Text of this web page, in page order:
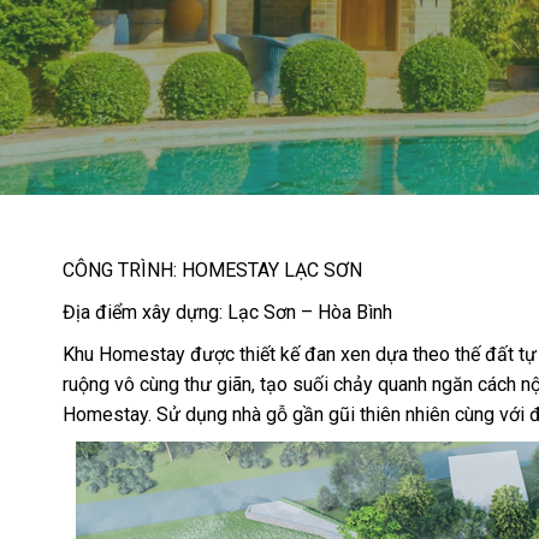
CÔNG TRÌNH: HOMESTAY LẠC SƠN
Địa điểm xây dựng: Lạc Sơn – Hòa Bình
Khu Homestay được thiết kế đan xen dựa theo thế đất
ruộng vô cùng thư giãn, tạo suối chảy quanh ngăn cách
Homestay. Sử dụng nhà gỗ gần gũi thiên nhiên cùng với